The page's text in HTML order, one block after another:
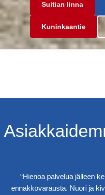
Suitian linna
Kuninkaantie
“Hienoa palvelua jälleen
ennakkovarausta. Nuori ja